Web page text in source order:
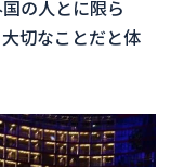
の人とに限ら
切なことだと体